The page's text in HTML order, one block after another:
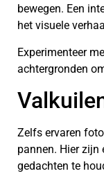
bewegen. Een
het visuele
Experimenteer
achtergronden
Zelfs ervaren
pannen. Hier zijn
gedachten te